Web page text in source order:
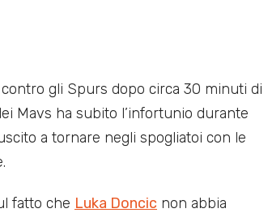
gli Spurs dopo circa 30 minuti di
Mavs ha subito l’infortunio durante
a tornare negli spogliatoi con le
fatto che Luka Doncic non abbia